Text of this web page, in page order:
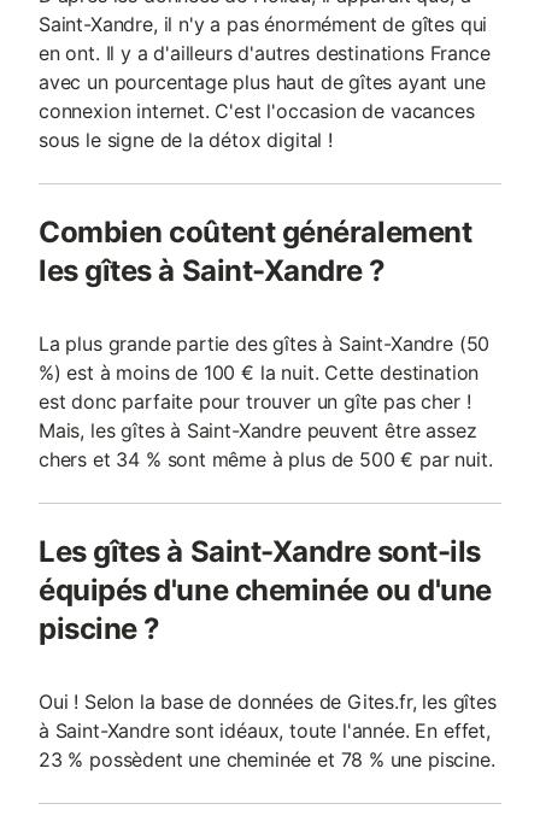
Saint-Xandre, il n'y a pas énormément de gîtes qui
en ont. Il y a d'ailleurs d'autres destinations France
avec un pourcentage plus haut de gîtes ayant une
connexion internet. C'est l'occasion de vacances
sous le signe de la détox digital !
Combien coûtent généralement
les gîtes à Saint-Xandre ?
La plus grande partie des gîtes à Saint-Xandre (50
%) est à moins de 100 € la nuit. Cette destination
est donc parfaite pour trouver un gîte pas cher !
Mais, les gîtes à Saint-Xandre peuvent être assez
chers et 34 % sont même à plus de 500 € par nuit.
Les gîtes à Saint-Xandre sont-ils
équipés d'une cheminée ou d'une
piscine ?
Oui ! Selon la base de données de Gites.fr, les gîtes
à Saint-Xandre sont idéaux, toute l'année. En effet,
23 % possèdent une cheminée et 78 % une piscine.